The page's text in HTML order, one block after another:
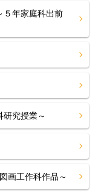
年家庭科出前
究授業～
工作科作品～